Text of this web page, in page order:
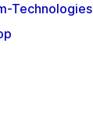
Technologies